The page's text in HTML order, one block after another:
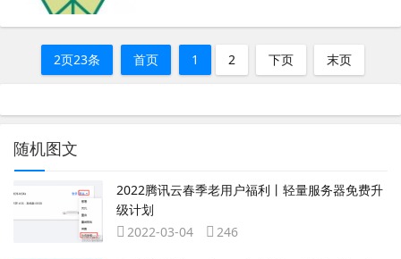
2页23条 首页 1 2 下页 末页
随机图文
2022腾讯云春季老用户福利丨轻量服务器免费升
级计划
2022-03-04
246